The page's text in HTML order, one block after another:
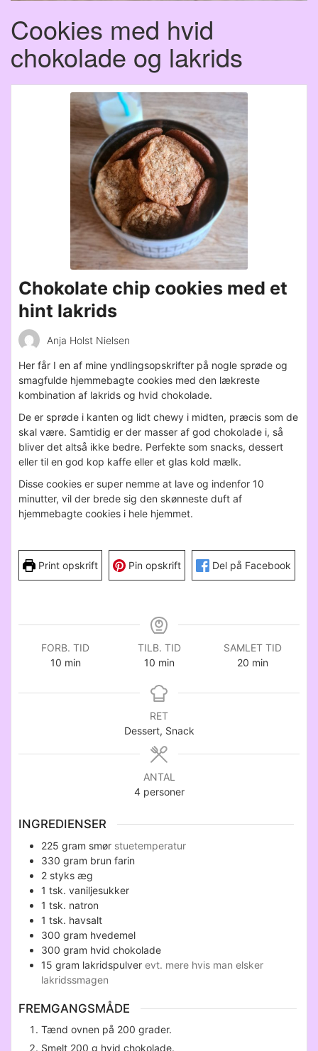
Cookies med hvid
chokolade og lakrids
Chokolate chip cookies med et
hint lakrids
Anja Holst Nielsen
Her får I en af mine yndlingsopskrifter på nogle sprøde og
smagfulde hjemmebagte cookies med den lækreste
kombination af lakrids og hvid chokolade.
De er sprøde i kanten og lidt chewy i midten, præcis som de
skal være. Samtidig er der masser af god chokolade i, så
bliver det altså ikke bedre. Perfekte som snacks, dessert
eller til en god kop kaffe eller et glas kold mælk.
Disse cookies er super nemme at lave og indenfor 10
minutter, vil der brede sig den skønneste duft af
hjemmebagte cookies i hele hjemmet.
Print opskrift Pin opskrift Del på Facebook
FORB. TID
10minutter
min
TILB. TID
10minutter
min
SAMLET TID
20 minutter
min
RET
Dessert, Snack
ANTAL
4 personer
INGREDIENSER
225 gram smør stuetemperatur
330 gram brun farin
2 styks æg
1 tsk. vaniljesukker
1 tsk. natron
1 tsk. havsalt
300 gram hvedemel
300 gram hvid chokolade
15 gram lakridspulver evt. mere hvis man elsker
lakridssmagen
FREMGANGSMÅDE
Tænd ovnen på 200 grader.
Smelt 200 g hvid chokolade.